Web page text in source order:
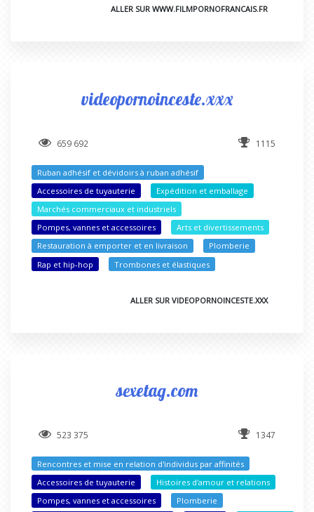
ALLER SUR WWW.FILMPORNOFRANCAIS.FR
videopornoinceste.xxx
659 692 1115
Ruban adhésif et dévidoirs à ruban adhésif
Accessoires de tuyauterie
Expédition et emballage
Marchés commerciaux et industriels
Pompes, vannes et accessoires
Arts et divertissements
Restauration à emporter et en livraison
Plomberie
Rap et hip-hop
Trombones et élastiques
ALLER SUR VIDEOPORNOINCESTE.XXX
sexetag.com
523 375 1347
Rencontres et mise en relation d'individus par affinités
Accessoires de tuyauterie
Histoires d'amour et relations
Pompes, vannes et accessoires
Plomberie